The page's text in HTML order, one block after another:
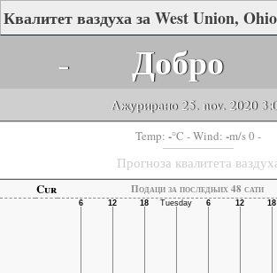
Квалитет ваздуха за West Union, Ohio
- Добро
Ажурирано 25. nov. 2020
Temp: -°C - Wind: -m/s 0 -
Прогноза квалитета
Cur Подаци за последњих 48 сати